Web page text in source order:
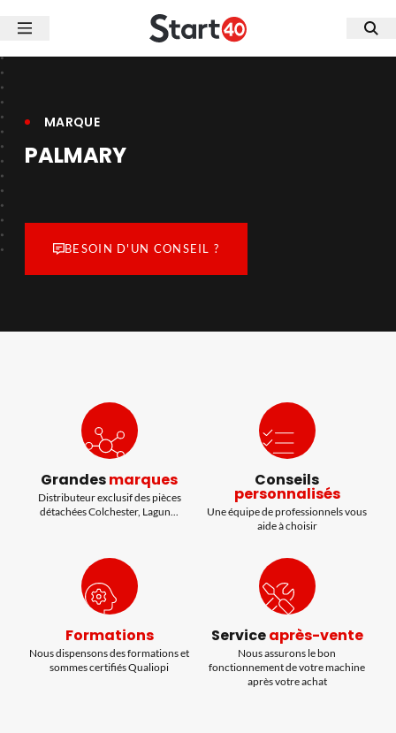
MARQUE
PALMARY
BESOIN D'UN CONSEIL ?
Grandesmarques
Distributeur exclusif des pièces
détachées Colchester, Lagun...
Conseils
personnalisés
Une équipe de professionnels vous
aide à choisir
Formations
Nous dispensons des formations et
sommes certifiés Qualiopi
Serviceaprès-vente
Nous assurons le bon
fonctionnement de votre machine
après votre achat